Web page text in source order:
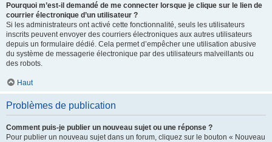
Pourquoi m’est-il demandé de me connecter lorsque je clique sur le lien de
courrier électronique d’un utilisateur ?
Si les administrateurs ont activé cette fonctionnalité, seuls les utilisateurs
inscrits peuvent envoyer des courriers électroniques aux autres utilisateurs
depuis un formulaire dédié. Cela permet d’empêcher une utilisation abusive
du système de messagerie électronique par des utilisateurs malveillants ou
des robots.
Haut
Problèmes de publication
Comment puis-je publier un nouveau sujet ou une réponse ?
Pour publier un nouveau sujet dans un forum, cliquez sur le bouton « Nouveau